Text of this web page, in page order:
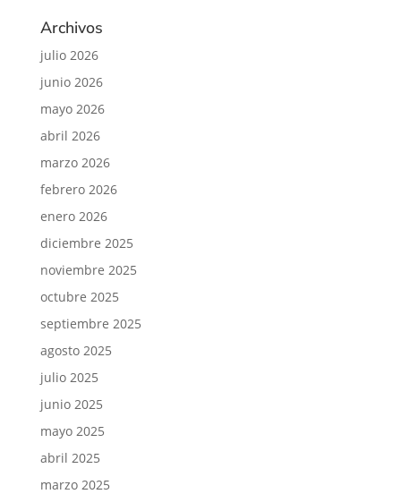
Archivos
julio 2026
junio 2026
mayo 2026
abril 2026
marzo 2026
febrero 2026
enero 2026
diciembre 2025
noviembre 2025
octubre 2025
septiembre 2025
agosto 2025
julio 2025
junio 2025
mayo 2025
abril 2025
marzo 2025